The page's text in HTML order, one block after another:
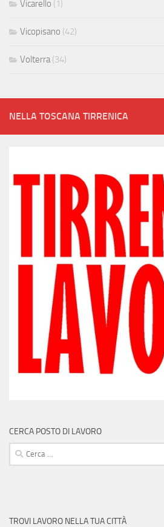
Vicarello (1)
Vicopisano (42)
Volterra (34)
NELLA TOSCANA TIRRENICA
CERCA POSTO DI LAVORO
Ricerca
per:
TROVI LAVORO NELLA TUA CITTÀ